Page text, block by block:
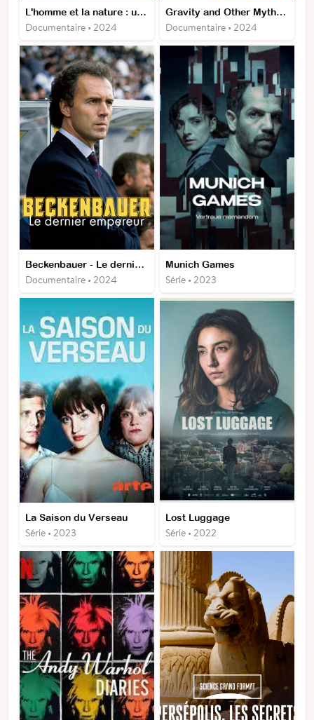
L'homme et la nature : une nouvelle alliance
Documentaire • 2024
Gravity and Other Myths - Une troupe défiant les lois de la gravité
Documentaire • 2024
Beckenbauer - Le dernier empereur (3 épisodes)
Documentaire • 2024
Munich Games
Série • 2023
La Saison du Verseau
Série • 2023
Lost Luggage
Série • 2022